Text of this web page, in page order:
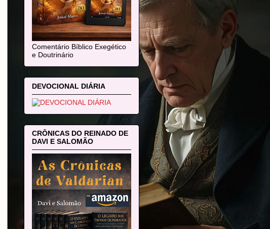
Comentário Bíblico Exegético
e Doutrinário
DEVOCIONAL DIÁRIA
CRÔNICAS DO REINADO DE
DAVI E SALOMÃO